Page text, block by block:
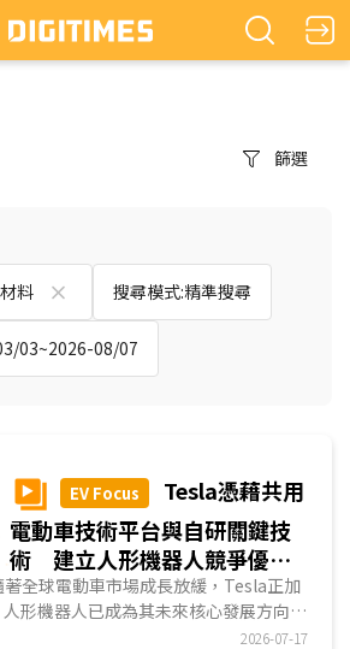
篩選
料 搜尋模式:精準搜尋
03~2026-08/07
EV Focus
Tesla憑藉共用
電動車技術平台與自研關鍵技
術 建立人形機器人競爭優
勢 擴大產能邁向規模量產
著全球電動車市場成長放緩，Tesla正加
形機器人已成為其未來核心發展方向之
技術平台與關鍵技術自主研發...2026-07-17